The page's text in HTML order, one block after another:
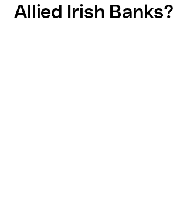
Allied Irish Banks?